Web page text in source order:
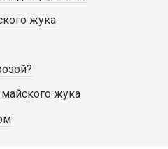
жука
жука